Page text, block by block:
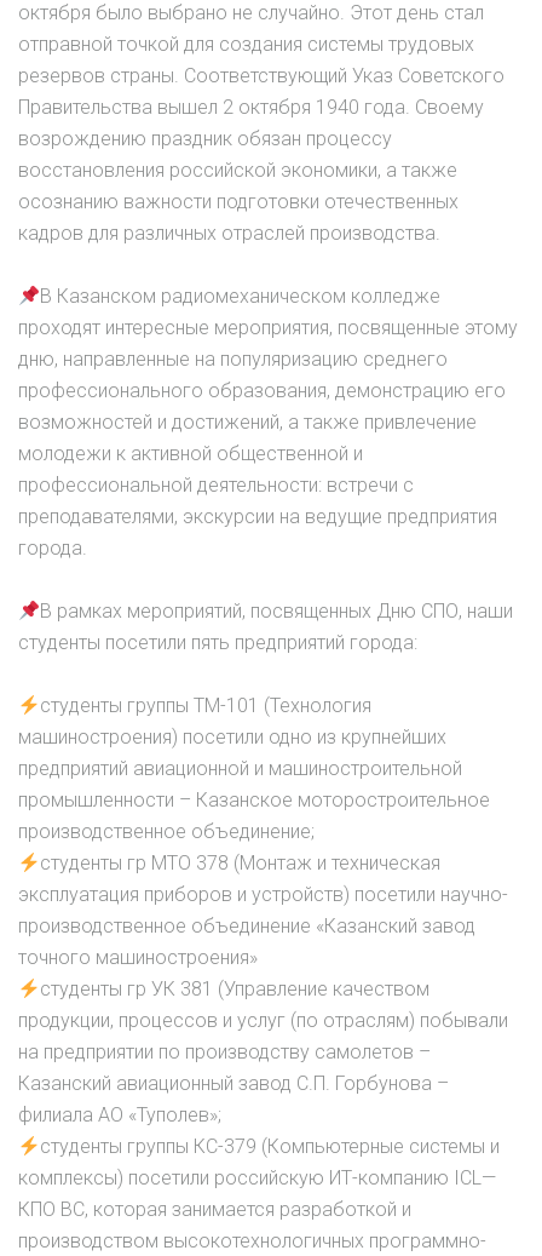
октября было выбрано не случайно. Этот день стал
отправной точкой для создания системы трудовых
резервов страны. Соответствующий Указ Советского
Правительства вышел 2 октября 1940 года. Своему
возрождению праздник обязан процессу
восстановления российской экономики, а также
осознанию важности подготовки отечественных
кадров для различных отраслей производства.
В Казанском радиомеханическом колледже
проходят интересные мероприятия, посвященные этому
дню, направленные на популяризацию среднего
профессионального образования, демонстрацию его
возможностей и достижений, а также привлечение
молодежи к активной общественной и
профессиональной деятельности: встречи с
преподавателями, экскурсии на ведущие предприятия
города.
В рамках мероприятий, посвященных Дню СПО, наши
студенты посетили пять предприятий города:
студенты группы ТМ-101 (Технология
машиностроения) посетили одно из крупнейших
предприятий авиационной и машиностроительной
промышленности – Казанское моторостроительное
производственное объединение;
студенты гр МТО 378 (Монтаж и техническая
эксплуатация приборов и устройств) посетили научно-
производственное объединение «Казанский завод
точного машиностроения»
студенты гр УК 381 (Управление качеством
продукции, процессов и услуг (по отраслям) побывали
на предприятии по производству самолетов –
Казанский авиационный завод С.П. Горбунова –
филиала АО «Туполев»;
студенты группы КС-379 (Компьютерные системы и
комплексы) посетили российскую ИТ-компанию ICL—
КПО ВС, которая занимается разработкой и
производством высокотехнологичных программно-